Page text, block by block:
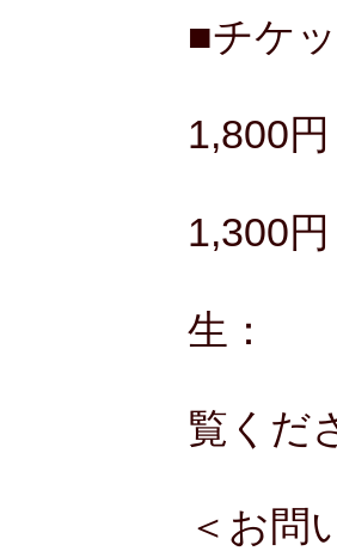
■チケ
1,800円
1,300円
生：
覧くだ
＜お問